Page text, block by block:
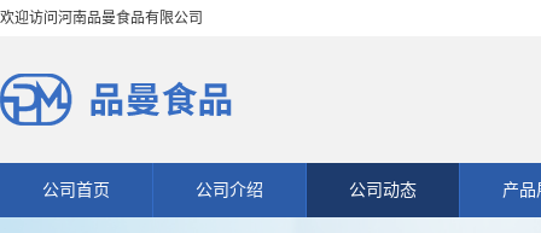
欢迎访问河南品曼食品有限公司
公司首页 公司介绍 公司动态 产品